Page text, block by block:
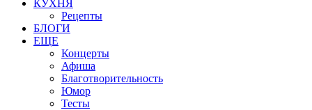
КУХНЯ
Рецепты
БЛОГИ
ЕЩЕ
Концерты
Афиша
Благотворительность
Юмор
Тесты